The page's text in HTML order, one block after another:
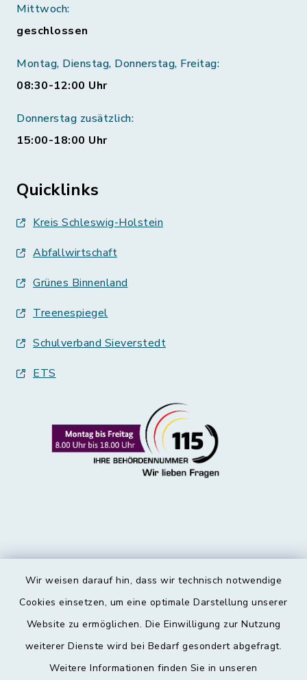
Wir weisen darauf hin, dass wir technisch notwendige
Cookies einsetzen, um eine optimale Darstellung unserer
Website zu ermöglichen. Die Einwilligung zur Nutzung
weiterer Dienste wird bei Bedarf gesondert abgefragt.
Weitere Informationen finden Sie in unseren
Mittwoch:
geschlossen
Montag, Dienstag, Donnerstag, Freitag:
08:30-12:00 Uhr
Donnerstag zusätzlich:
15:00-18:00 Uhr
Quicklinks
Kreis Schleswig-Holstein
Abfallwirtschaft
Grünes Binnenland
Treenespiegel
Schulverband Sieverstedt
ETS
Kontakt
Datenschutz